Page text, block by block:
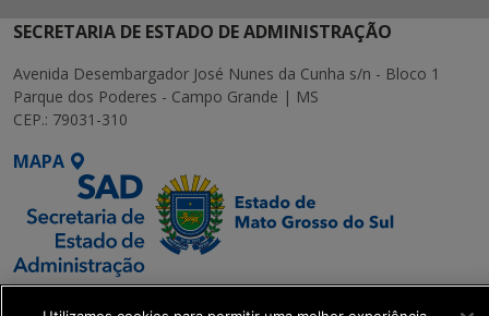
SECRETARIA DE ESTADO DE ADMINISTRAÇÃO
Avenida Desembargador José Nunes da Cunha s/n - Bloco 1
Parque dos Poderes - Campo Grande | MS
CEP.: 79031-310
MAPA